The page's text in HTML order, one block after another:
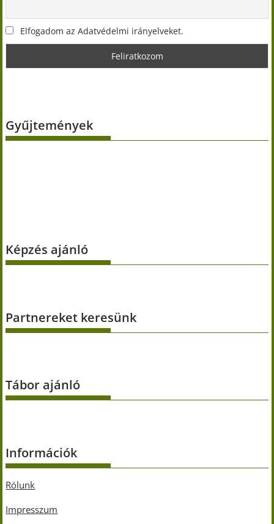
Elfogadom az Adatvédelmi irányelveket.
Gyűjtemények
Képzés ajánló
Partnereket keresünk
Tábor ajánló
Információk
Rólunk
Impresszum